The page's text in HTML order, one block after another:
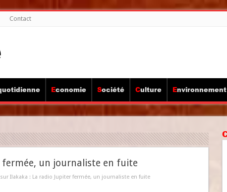
Contact
quotidienne Economie Société Culture Environnement
fermée, un journaliste en fuite
sur Ilakaka : La radio Jupiter fermée, un journaliste en fuite